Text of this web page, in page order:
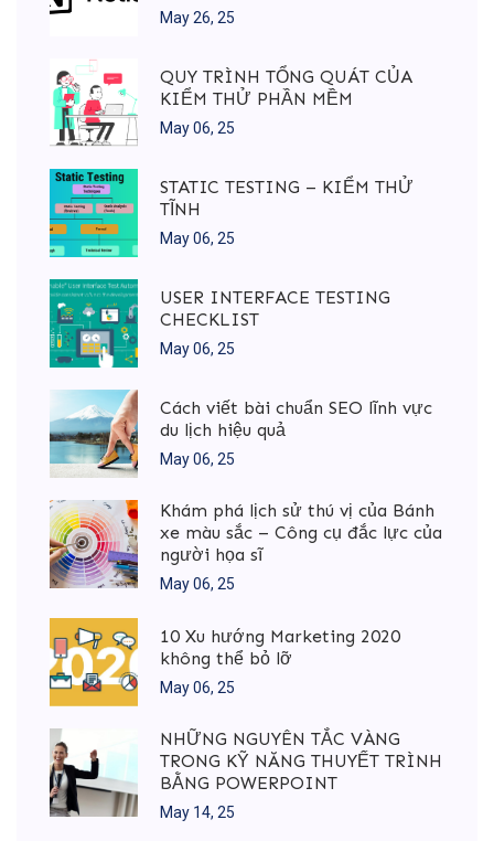
May 26, 25
QUY TRÌNH TỔNG QUÁT CỦA
KIỂM THỬ PHẦN MỀM
May 06, 25
STATIC TESTING – KIỂM THỬ
TĨNH
May 06, 25
USER INTERFACE TESTING
CHECKLIST
May 06, 25
Cách viết bài chuẩn SEO lĩnh vực
du lịch hiệu quả
May 06, 25
Khám phá lịch sử thú vị của Bánh
xe màu sắc – Công cụ đắc lực của
người họa sĩ
May 06, 25
10 Xu hướng Marketing 2020
không thể bỏ lỡ
May 06, 25
NHỮNG NGUYÊN TẮC VÀNG
TRONG KỸ NĂNG THUYẾT TRÌNH
BẰNG POWERPOINT
May 14, 25